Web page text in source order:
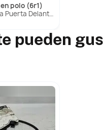
polo (6r1)
Derecha para Volkswagen Polo (6R1)
pueden